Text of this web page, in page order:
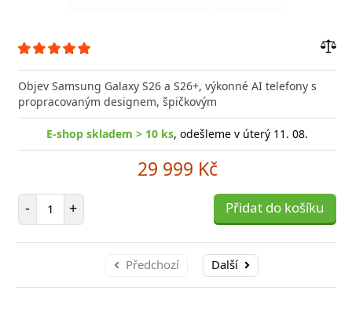
Objev Samsung Galaxy S26 a S26+, výkonné AI telefony s
propracovaným designem, špičkovým
E-shop skladem > 10 ks, odešleme v úterý 11. 08.
29 999 Kč
- Počet položek
+ Přidat do košíku
Předchozí Další